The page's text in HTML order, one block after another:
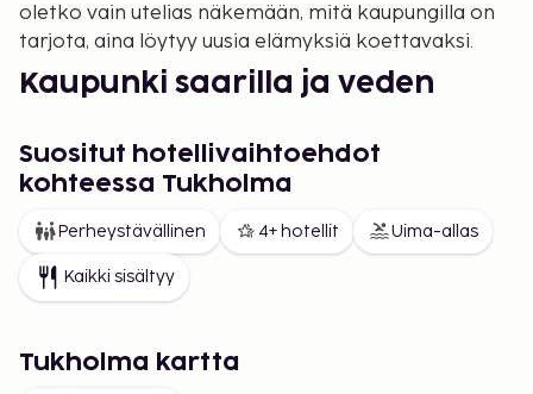
oletko vain utelias näkemään, mitä kaupungilla on
tarjota, aina löytyy uusia elämyksiä koettavaksi.
Kaupunki saarilla ja veden
Tukholma koostuu 14 saaresta, joita yhdistää yli 50
siltaa – tämä antaa kaupungille sen ainutlaatuisen
luonteen. Sekä Mälaren-järven että Itämeren
läheisyys tekee vesielämyksistä mahdollisia ympäri
vuoden. Voit uida aivan keskustassa, meloa kajakilla
kanaaleissa tai lähteä veneellä tutkimaan laajaa
Historialliset nähtävyydet ja
Suositut hotellivaihtoehdot
kohteessa Tukholma
Perheystävällinen 4+ hotellit Uima-allas
Kaikki sisältyy
Tukholma kartta